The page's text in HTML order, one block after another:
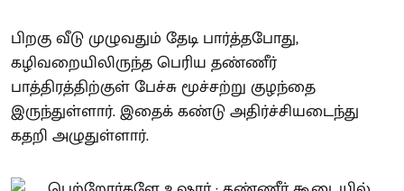
பிறகு வீடு முழுவதும் தேடி பார்த்தபோது,
கழிவறையிலிருந்த பெரிய தண்ணீர்
பாத்திரத்திற்குள் பேச்சு மூச்சற்று குழந்தை
இருந்துள்ளார். இதைக் கண்டு அதிர்ச்சியடைந்து
கதறி அழுதுள்ளார்.